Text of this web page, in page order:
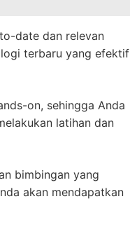
date dan relevan
terbaru yang efektif
on, sehingga Anda
latihan dan
bimbingan yang
akan mendapatkan